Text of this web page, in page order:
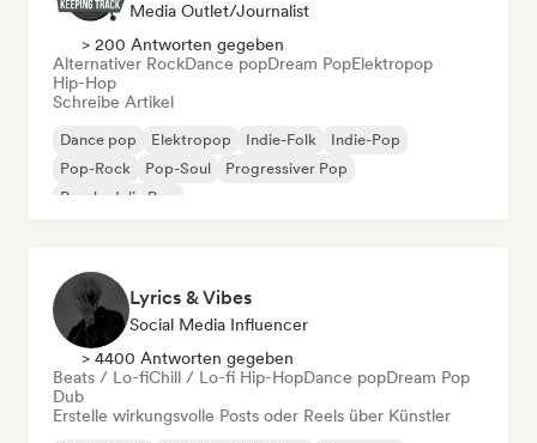
Media Outlet/Journalist
> 200 Antworten gegeben
Alternativer RockDance popDream PopElektropop
Hip-Hop
Schreibe Artikel
Dance pop Elektropop Indie-Folk
Indie-Pop
Pop-Rock
Pop-Soul
Progressiver Pop
Psychedelic Pop
Lyrics & Vibes
Social Media Influencer
> 4400 Antworten gegeben
Beats / Lo-fiChill / Lo-fi Hip-HopDance popDream Pop
Dub
Erstelle wirkungsvolle Posts oder Reels über Künstler